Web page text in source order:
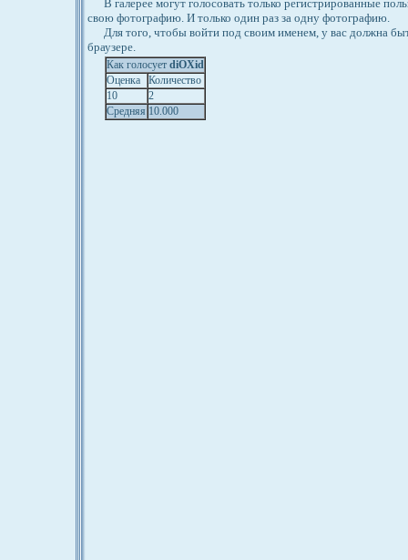
В галерее могут голосовать только регистрированные
свою фотографию. И только один раз за одну фотографию.
Для того, чтобы войти под своим именем, у вас должна
браузере.
Как голосует diOXid
Оценка
Количество
10
2
Средняя 10.000